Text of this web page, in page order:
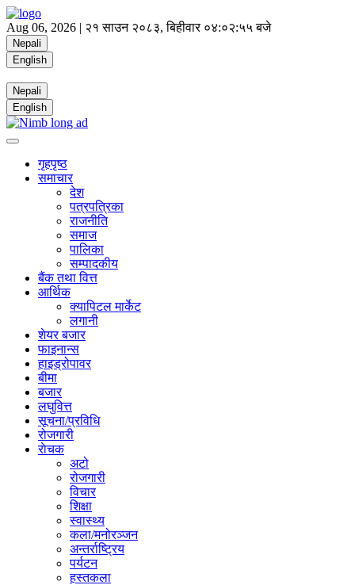
Aug 06, 2026 | २१ साउन २०८३, बिहीवार ०४:०२:५६ बजे
Nepali
English
Nepali
English
गृहपृष्ठ
समाचार
देश
पत्रपत्रिका
राजनीति
समाज
पालिका
सम्पादकीय
बैंक तथा वित्त
आर्थिक
क्यापिटल मार्केट
लगानी
शेयर बजार
फाइनान्स
हाइड्रोपावर
बीमा
बजार
लघुवित्त
सूचना/प्रविधि
रोजगारी
राेचक
अटो
रोजगारी
विचार
शिक्षा
स्वास्थ्य
कला/मनोरञ्जन
अन्तर्राष्ट्रिय
पर्यटन
हस्तकला